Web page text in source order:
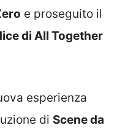
e proseguito il
di All Together
esperienza
di Scene da